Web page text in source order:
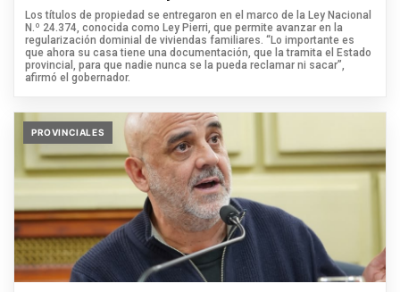
Los títulos de propiedad se entregaron en el marco de la Ley Nacional
N.º 24.374, conocida como Ley Pierri, que permite avanzar en la
regularización dominial de viviendas familiares. “Lo importante es
que ahora su casa tiene una documentación, que la tramita el Estado
provincial, para que nadie nunca se la pueda reclamar ni sacar”,
afirmó el gobernador.
PROVINCIALES